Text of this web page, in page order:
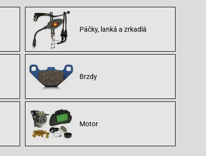
Páčky, lanká a zrkadlá
Brzdy
Motor